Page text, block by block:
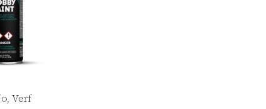
Verf